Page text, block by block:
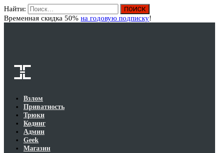
Найти:
Временная скидка 50% на годовую подписку!
Взлом
Приватность
Трюки
Кодинг
Админ
Geek
Магазин